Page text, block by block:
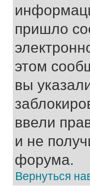
пришло
этом
вы
ввели
и не
форума.
Вернуться